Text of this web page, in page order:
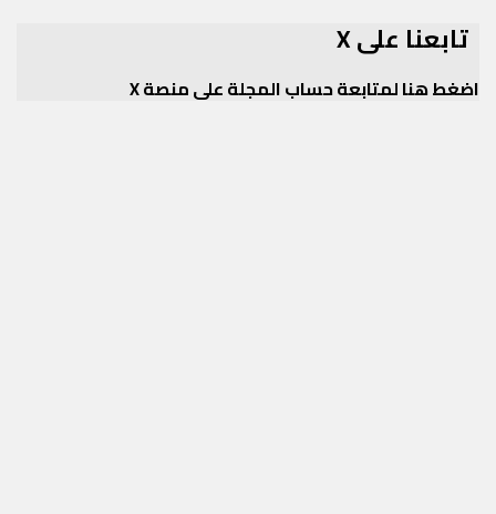
تابعنا على X
اضغط هنا لمتابعة حساب المجلة على منصة X